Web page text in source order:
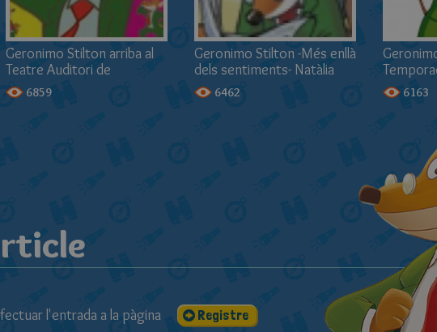
Geronimo Stilton arriba al
Teatre Auditori de
Granollers
6859
Geronimo Stilton -Més enllà
dels sentiments- Natàlia
Serra6462 6163
l'entrada a la pàgina
Registre